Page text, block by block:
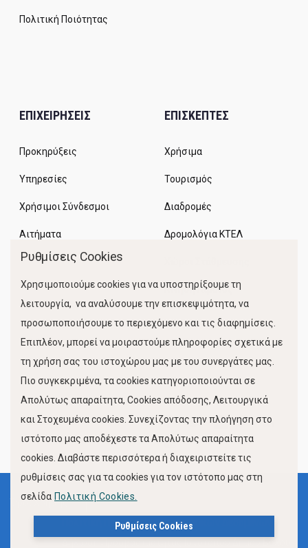
Πολιτική Ποιότητας
ΕΠΙΧΕΙΡΗΣΕΙΣ
Προκηρύξεις
Υπηρεσίες
Χρήσιμοι Σύνδεσμοι
Αιτήματα
ΕΠΙΣΚΕΠΤΕΣ
Χρήσιμα
Τουρισμός
Διαδρομές
Δρομολόγια ΚΤΕΛ
Κίνηση Λιμένος
FOLLOW US
Όροι Χρήσης
Πολιτική Προστασίας Προσωπικών Δεδομένων
Ρυθμίσεις Cookies
Χρησιμοποιούμε cookies για να υποστηρίξουμε τη
λειτουργία, να αναλύσουμε την επισκεψιμότητα, να
προσωποποιήσουμε το περιεχόμενο και τις διαφημίσεις.
Επιπλέον, μπορεί να μοιραστούμε πληροφορίες σχετικά με
τη χρήση σας του ιστοχώρου μας με του συνεργάτες μας.
Πιο συγκεκριμένα, τα cookies κατηγοριοποιούνται σε
Απολύτως απαραίτητα, Cookies απόδοσης, Λειτουργικά
και Στοχευμένα cookies. Συνεχίζοντας την πλοήγηση στο
ιστότοπο μας αποδέχεστε τα Απολύτως απαραίτητα
cookies. Διαβάστε περισσότερα ή διαχειριστείτε τις
ρυθμίσεις σας για τα cookies για τον ιστότοπο μας στη
σελίδα Πολιτική Cookies.
Ρυθμίσεις Cookies